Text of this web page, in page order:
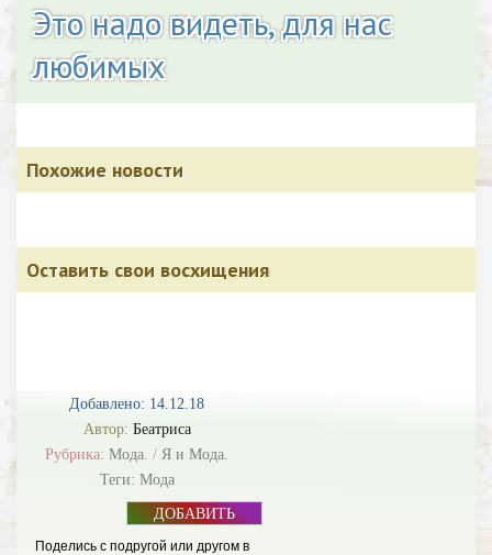
Добавлено: 14.12.18
Автор: Беатриса
Рубрика: Мода. / Я и Мода.
Теги: Мода
ДОБАВИТЬ
Поделись с подругой или другом в
Это надо видеть, для нас
любимых
Похожие новости
Оставить свои восхищения